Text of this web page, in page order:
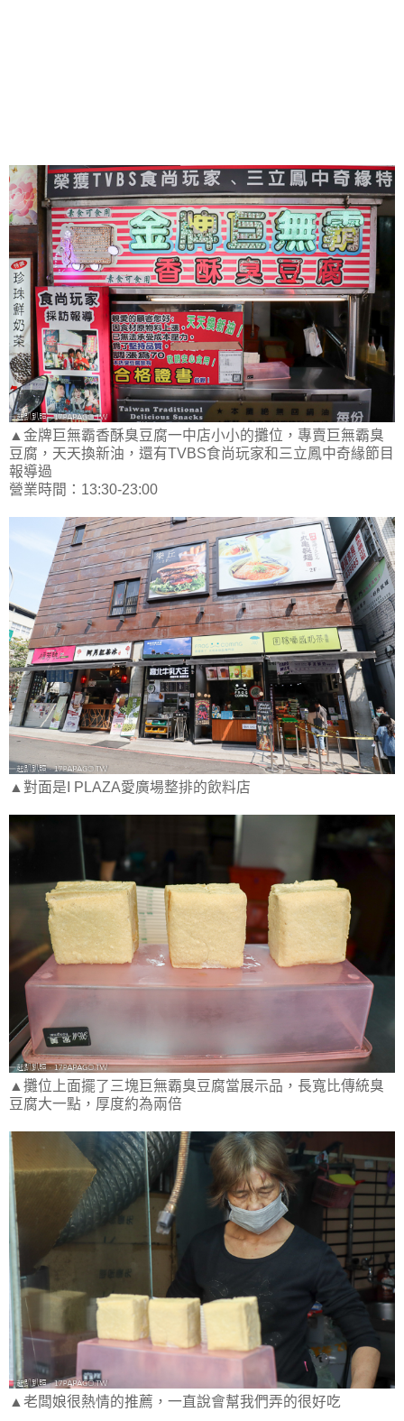
▲金牌巨無霸香酥臭豆腐一中店小小的攤位，專賣巨無霸臭
豆腐，天天換新油，還有TVBS食尚玩家和三立鳳中奇緣節目
報導過
營業時間：13:30-23:00
▲對面是I PLAZA愛廣場整排的飲料店
▲攤位上面擺了三塊巨無霸臭豆腐當展示品，長寬比傳統臭
豆腐大一點，厚度約為兩倍
▲老闆娘很熱情的推薦，一直說會幫我們弄的很好吃